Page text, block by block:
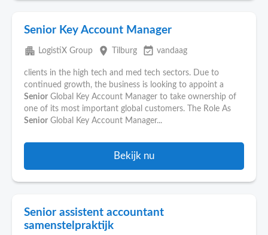
Senior Key Account Manager
apartment LogistiX Group place Tilburg event_available vandaag
clients in the high tech and med tech sectors. Due to
continued growth, the business is looking to appoint a
Senior Global Key Account Manager to take ownership of
one of its most important global customers. The Role As
Senior Global Key Account Manager...
Bekijk nu
Senior assistent accountant
samenstelpraktijk